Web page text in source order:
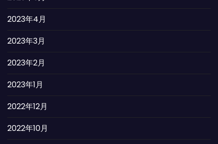
2023年4月
2023年3月
2023年2月
2023年1月
2022年12月
2022年10月